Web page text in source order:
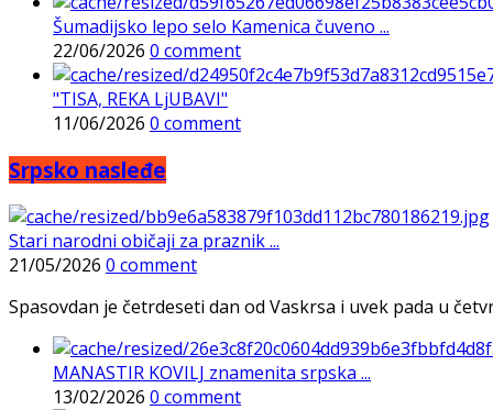
Šumadijsko lepo selo Kamenica čuveno ...
22/06/2026 0 comment
"TISA, REKA LjUBAVI"
11/06/2026 0 comment
Srpsko nasleđe
Stari narodni običaji za praznik ...
21/05/2026 0 comment
Spasovdan je četrdeseti dan od Vaskrsa i uvek pada u
MANASTIR KOVILJ znamenita srpska ...
13/02/2026 0 comment